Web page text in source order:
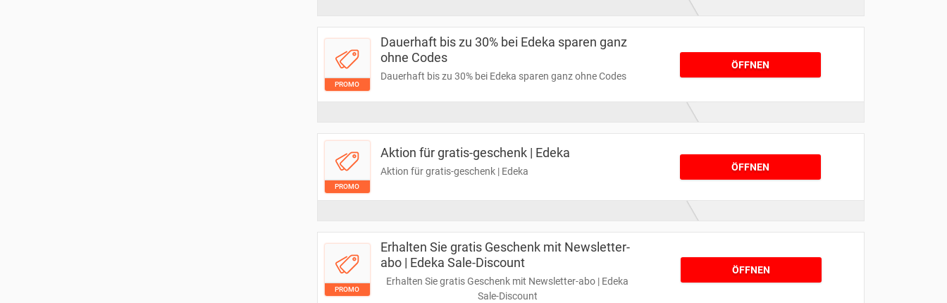
PROMO
Dauerhaft bis zu 30% bei Edeka sparen ganz
ohne Codes
Dauerhaft bis zu 30% bei Edeka sparen ganz ohne Codes
ÖFFNEN
PROMO
Aktion für gratis-geschenk | Edeka
Aktion für gratis-geschenk | Edeka ÖFFNEN
PROMO
Erhalten Sie gratis Geschenk mit Newsletter-
abo | Edeka Sale-Discount
Erhalten Sie gratis Geschenk mit Newsletter-abo | Edeka
Sale-Discount
ÖFFNEN